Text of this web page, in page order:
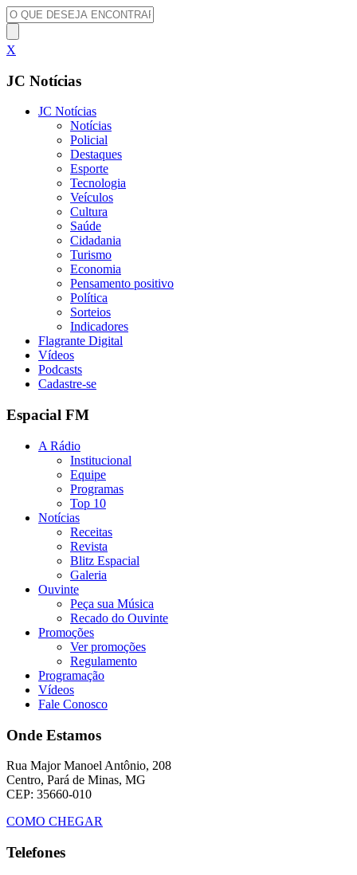
X
JC Notícias
JC Notícias
Notícias
Policial
Destaques
Esporte
Tecnologia
Veículos
Cultura
Saúde
Cidadania
Turismo
Economia
Pensamento positivo
Política
Sorteios
Indicadores
Flagrante Digital
Vídeos
Podcasts
Cadastre-se
Espacial FM
A Rádio
Institucional
Equipe
Programas
Top 10
Notícias
Receitas
Revista
Blitz Espacial
Galeria
Ouvinte
Peça sua Música
Recado do Ouvinte
Promoções
Ver promoções
Regulamento
Programação
Vídeos
Fale Conosco
Onde Estamos
Rua Major Manoel Antônio, 208
Centro, Pará de Minas, MG
CEP: 35660-010
COMO CHEGAR
Telefones